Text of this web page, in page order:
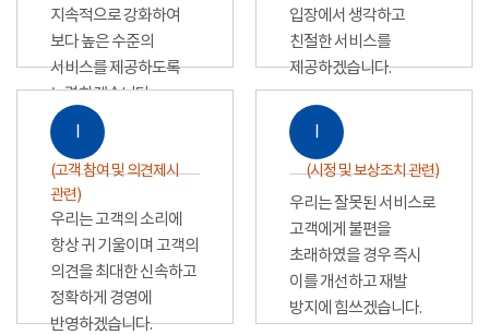
지속적으로 강화하여
보다 높은 수준의
서비스를 제공하도록
노력하겠습니다.
입장에서 생각하고
친절한 서비스를
제공하겠습니다.
Ⅰ
(고객 참여 및 의견제시
관련)
우리는 고객의 소리에
항상 귀 기울이며 고객의
의견을 최대한 신속하고
정확하게 경영에
반영하겠습니다.
Ⅰ
(시정 및 보상조치 관련)
우리는 잘못된 서비스로
고객에게 불편을
초래하였을 경우 즉시
이를 개선하고 재발
방지에 힘쓰겠습니다.